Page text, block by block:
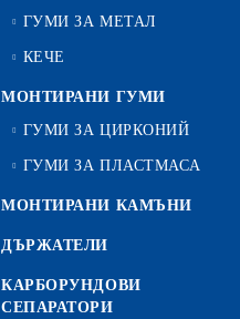
ГУМИ ЗА МЕТАЛ
КЕЧЕ
МОНТИРАНИ ГУМИ
ГУМИ ЗА ЦИРКОНИЙ
ГУМИ ЗА ПЛАСТМАСА
МОНТИРАНИ КАМЪНИ
ДЪРЖАТЕЛИ
КАРБОРУНДОВИ
СЕПАРАТОРИ